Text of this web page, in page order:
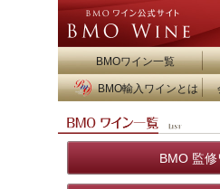
BMOワイン一覧
BMO輸入ワインとは
BMO 監修